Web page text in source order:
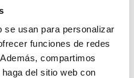
se usan para personalizar
funciones de redes
compartimos
del sitio web con